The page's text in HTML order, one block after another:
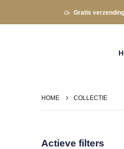
Gratis
HOME COLLECTIE
Actieve filters